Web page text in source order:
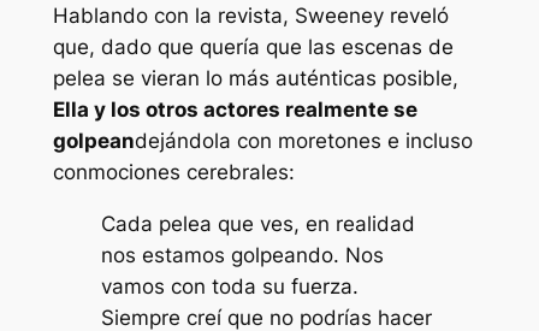
Hablando con la revista, Sweeney reveló
que, dado que quería que las escenas de
pelea se vieran lo más auténticas posible,
Ella y los otros actores realmente se
golpeandejándola con moretones e incluso
conmociones cerebrales:
Cada pelea que ves, en realidad
nos estamos golpeando. Nos
vamos con toda su fuerza.
Siempre creí que no podrías hacer